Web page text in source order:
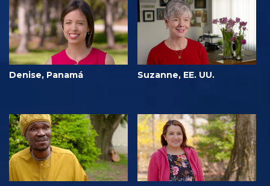
Denise, Panamá Suzanne, EE. UU.